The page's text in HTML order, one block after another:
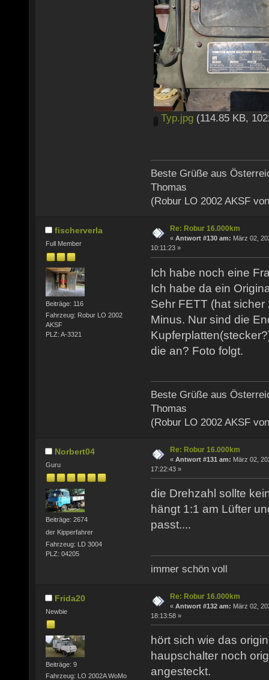
Typ.jpg (114.85 KB,
Beste Grüße aus
Thomas
(Robur LO 2002 AKSF
fischerverla
Full Member
Beiträge: 116
Fahrzeug: Robur LO 2002
AKSF
PLZ: A-3321
Re: Robur 16.000km
« Antwort #130 am: März 02,
10:11:23 »
Ich habe noch eine
Ich habe da ein
Sehr FETT (hat
Minus. Nur sind die
die an? Foto folgt.
Beste Grüße aus
Thomas
(Robur LO 2002 AKSF
Norbert04
Guru
Beiträge: 2674
der Kipperfahrer
Fahrzeug: LD 3004
PLZ: 04205
Re: Robur 16.000km
« Antwort #131 am: März 02,
17:22:43 »
die Drehzahl sollte
hängt 1:1 am Lüfter
passt....
immer schön voll
Frida20
Newbie
Beiträge: 9
Fahrzeug: LO 2002A WoMo
Re: Robur 16.000km
« Antwort #132 am: März 02,
18:13:58 »
hört sich wie das
haupschalter noch
angesteckt.